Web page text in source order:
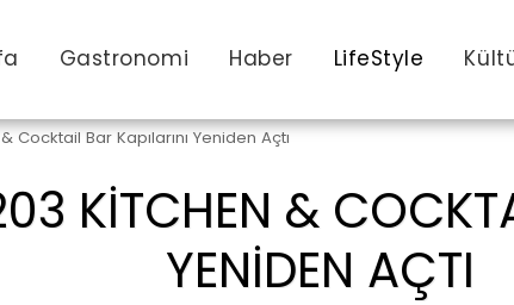
Gastronomi Haber LifeStyle
Cocktail Bar Kapılarını Yeniden Açtı
KITCHEN &
YENIDEN AÇTI